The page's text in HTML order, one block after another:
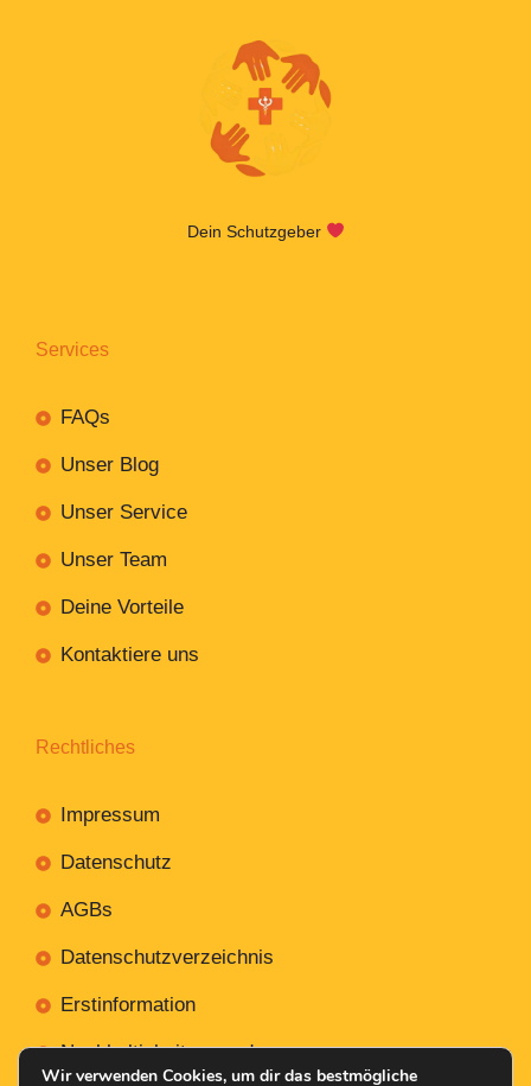
Dein Schutzgeber
Services
FAQs
Unser Blog
Unser Service
Unser Team
Deine Vorteile
Kontaktiere uns
Rechtliches
Impressum
Datenschutz
AGBs
Datenschutzverzeichnis
Erstinformation
Nachhaltigkeitsverordnung
Wir verwenden Cookies, um dir das bestmögliche